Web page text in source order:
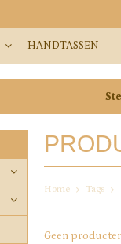
HANDTASSEN
Home Tags
Geen